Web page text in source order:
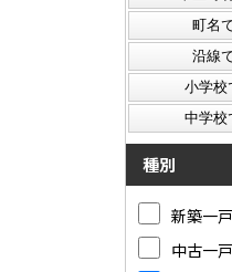
種別
新築一
中古一